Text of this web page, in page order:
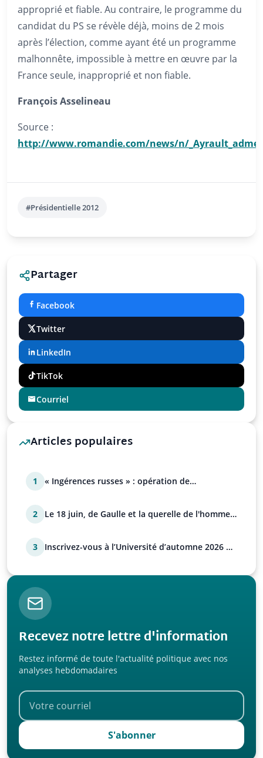
approprié et fiable. Au contraire, le programme du
candidat du PS se révèle déjà, moins de 2 mois
après l’élection, comme ayant été un programme
malhonnête, impossible à mettre en œuvre par la
France seule, inapproprié et non fiable.
François Asselineau
Source :
http://www.romandie.com/news/n/
#Présidentielle 2012
Partager
Facebook
Twitter
LinkedIn
TikTok
Courriel
Articles populaires
1
« Ingérences russes » : opération de
2
Le 18 juin, de Gaulle et la querelle de l'homme
3
Inscrivez-vous à l’Université d’automne 2026 de
Recevez notre lettre d'information
Restez informé de toute l'actualité politique avec nos
analyses hebdomadaires
S'abonner